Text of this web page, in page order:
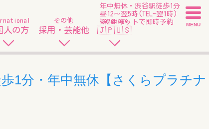
人の方
その他
採用・芸能他
Language
🇯🇵🇺🇸
年中無休・渋谷駅徒歩1分
昼12〜翌5時(TEL-翌1時)
※24hネットで即時予約
MENU
1分・年中無休【さくらプラチナ